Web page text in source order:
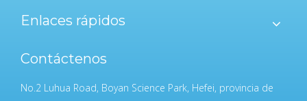
Enlaces rápidos
Contáctenos
No.2 Luhua Road, Boyan Science Park, Hefei, provincia de